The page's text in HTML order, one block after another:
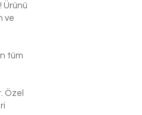
Ürünü
ve
tüm
Özel